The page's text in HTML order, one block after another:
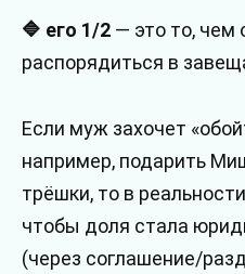
🔷 его 1/2 — это то, чем
распорядиться в
Если муж захочет
например, подарить
трёшки, то в
чтобы доля стала
(через соглашение/